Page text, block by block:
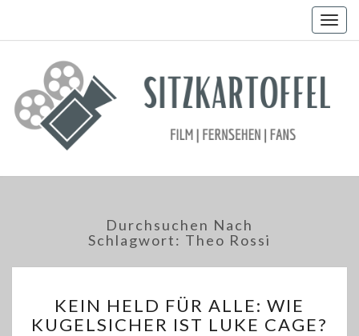
Durchsuchen Nach
Schlagwort: Theo Rossi
HELD
FÜR
KEIN HELD FÜR ALLE: WIE
KUGELSICHER IST LUKE CAGE?